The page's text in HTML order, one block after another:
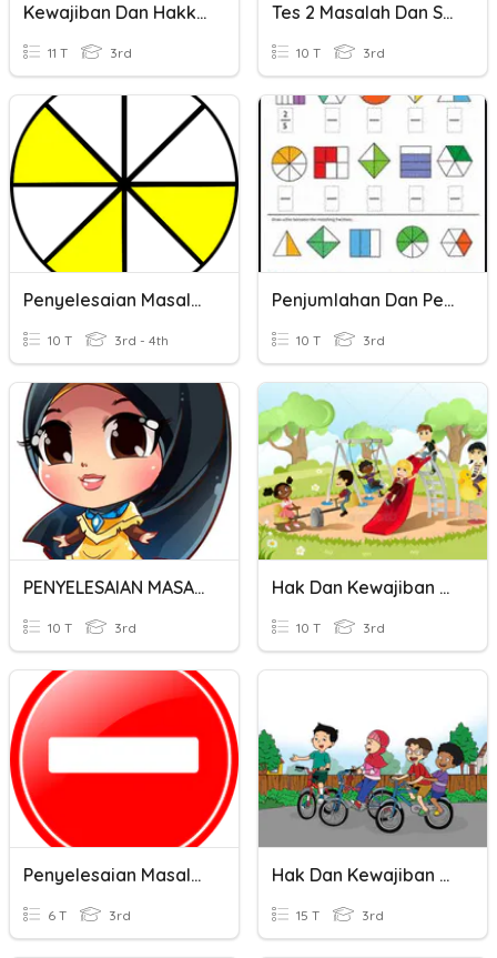
Kewajiban Dan Hakku Dalam Bertetangga
11 T 3rd
Tes 2 Masalah Dan Sistem Ekonomi
10 T 3rd
Penyelesaian Masalah Pecahan, Perpuluhan Dan Peratus
10 T 3rd - 4th
Penjumlahan Dan Pengurangan Pecahan Dalam Soal Cerita
10 T 3rd
PENYELESAIAN MASALAH PANJANG, JISIM DAN ISIPADU CECAIR
10 T 3rd
Hak Dan Kewajiban Dalam Bertetangga
10 T 3rd
Penyelesaian Masalah Dalam Operasi Tolak
6 T 3rd
Hak Dan Kewajiban Dalam Bertetangga
15 T 3rd